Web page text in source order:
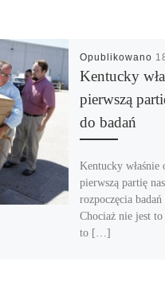
Opublikowano
Kentucky
pierwszą
do badań
Kentucky właśnie
pierwszą partię
rozpoczęcia badań
Chociaż nie jest
to […]